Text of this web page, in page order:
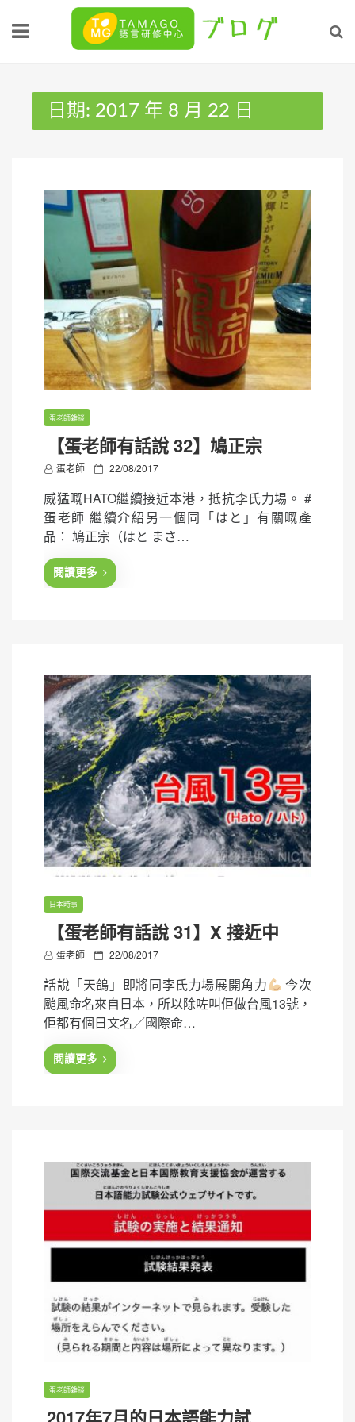
日期: 2017 年 8 月 22 日
蛋老師雜談
【蛋老師有話說 32】鳩正宗
蛋老師
P
s
t
e
d
22/08/2017
威猛嘅HATO繼續接近本港，抵抗李氏力場。 #
蛋老師 繼續介紹另一個同「はと」有關嘅產
品： 鳩正宗（はと まさ…
閱讀更多
日本時事
【蛋老師有話說 31】X 接近中
蛋老師
P
s
t
e
d
22/08/2017
話說「天鴿」即將同李氏力場展開角力
今次
颱風命名來自日本，所以除咗叫佢做台風13號，
佢都有個日文名／國際命…
閱讀更多
蛋老師雜談